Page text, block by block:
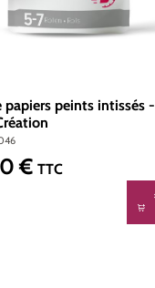
papiers peints intissés -
:
€ TTC